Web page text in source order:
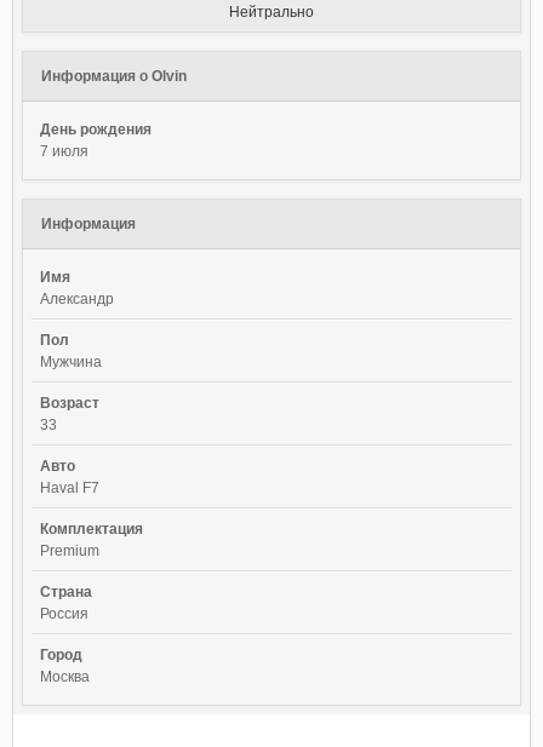
Нейтрально
Информация о Olvin
День рождения
7 июля
Информация
Имя
Александр
Пол
Мужчина
Возраст
33
Авто
Haval F7
Комплектация
Premium
Страна
Россия
Город
Москва